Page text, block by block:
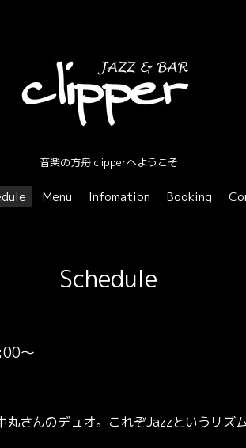
音楽の方舟 clipperへようこそ
Menu Infomation Booking
Schedule
～
さんのデュオ。これぞJazzというリズ